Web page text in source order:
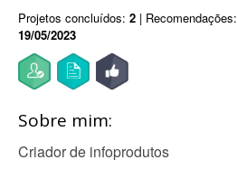
Projetos concluídos: 2 | Recomendações:
19/05/2023
Sobre mim:
Criador de infoprodutos